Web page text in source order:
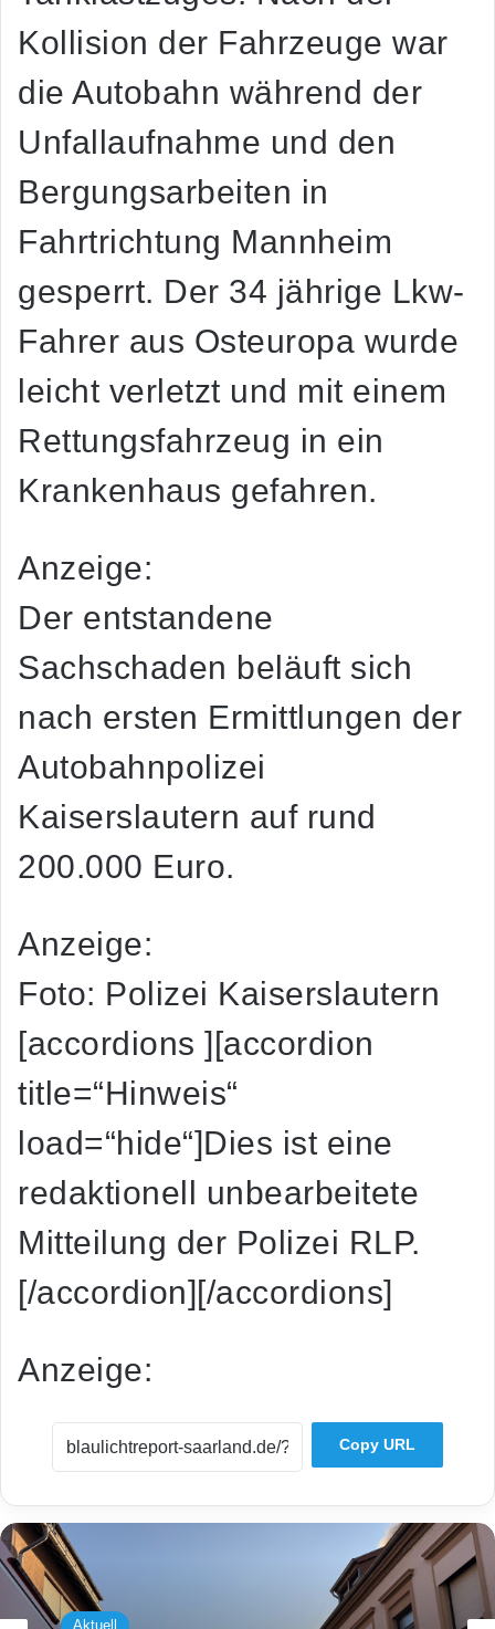
Kollision der Fahrzeuge war
die Autobahn während der
Unfallaufnahme und den
Bergungsarbeiten in
Fahrtrichtung Mannheim
gesperrt. Der 34 jährige Lkw-
Fahrer aus Osteuropa wurde
leicht verletzt und mit einem
Rettungsfahrzeug in ein
Krankenhaus gefahren.
Anzeige:
Der entstandene
Sachschaden beläuft sich
nach ersten Ermittlungen der
Autobahnpolizei
Kaiserslautern auf rund
200.000 Euro.
Anzeige:
Foto: Polizei Kaiserslautern
[accordions ][accordion
title=“Hinweis“
load=“hide“]Dies ist eine
redaktionell unbearbeitete
Mitteilung der Polizei RLP.
[/accordion][/accordions]
Anzeige:
Copy URL
Aktuell